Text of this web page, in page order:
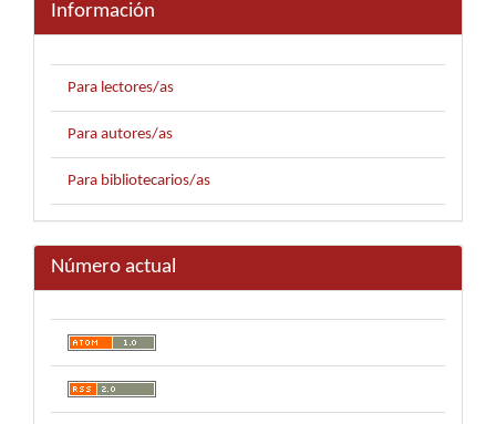
Información
Para lectores/as
Para autores/as
Para bibliotecarios/as
Número actual